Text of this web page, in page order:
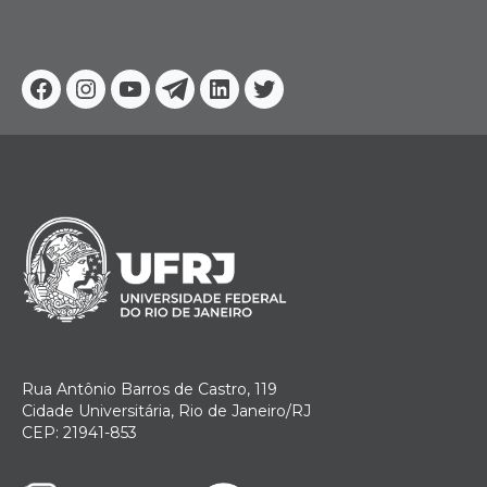
Facebook
Instagram
YoutubeTelegram
Linkedin
Twitter
Rua Antônio Barros de Castro, 119
Cidade Universitária, Rio de Janeiro/RJ
CEP: 21941-853